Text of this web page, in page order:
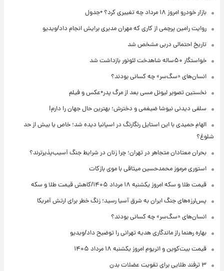
بازار خودرو امروز ۱۸ مرداد چه تغییری کرد؟ +جدول
روایت رامین پرچمی از کاری که مهران مدیری برایش انجام داد/ویدیو
تاریخ احتمالی دربی مشخص شد
خواستگار ۵۰ساله شاهدخت لئونور بازداشت شد
انسان‌های «سگ‌سر» چه کسانی بودند؟
نخستین تصویر لیونل مسی بعد از مرگ پدر+عکس و فیلم
سلفی دیدنی نیوشا ضیغمی و دخترش؛ بهترین حال جهان را دارم!
الهام حمیدی با این استایل رنگارنگ در اسپانیا دیده شد؛ خاص یا بیش از حد
شلوغ؟
بحران معتادان متجاهر در تهران؛ چرا زنان در شرایط جنگ آسیب‌پذیرترند؟
استوری مرموز محمدحسین میثاقی با موی بازکات
قیمت طلا و سکه امروز یکشنبه ۱۸ مرداد ۱۴۰۵/کاهش قیمت طلا و سکه
پس‌لرزه‌های جنگ ایران به شرق آسیا رسید؛ زنگ خطر برای ارتش آمریکا
انسان‌های «سگ‌سر» چه کسانی بودند؟
بهاره رهنما راز ماندگاری هدیه تهرانی را توضیح داد/ویدیو
قیمت بیت‌کوین و اتریوم امروز یکشنبه ۱۸ مرداد ۱۴۰۵
۳ ترفند طلایی برای تقویت عضلات بدن